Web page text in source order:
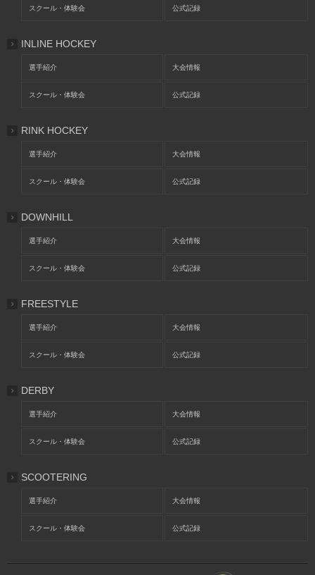
スクール・体験会 公式記録
INLINE HOCKEY
選手紹介 大会情報
スクール・体験会 公式記録
RINK HOCKEY
選手紹介 大会情報
スクール・体験会 公式記録
DOWNHILL
選手紹介 大会情報
スクール・体験会 公式記録
FREESTYLE
選手紹介 大会情報
スクール・体験会 公式記録
DERBY
選手紹介 大会情報
スクール・体験会 公式記録
SCOOTERING
選手紹介 大会情報
スクール・体験会 公式記録